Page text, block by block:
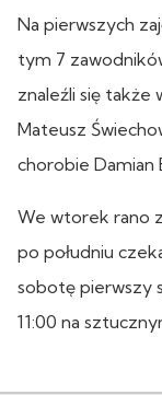
Na pierwszych
tym 7
znaleźli się także
Mateusz
chorobie Damian
We wtorek rano
po południu
sobotę pierwszy
11:00 na